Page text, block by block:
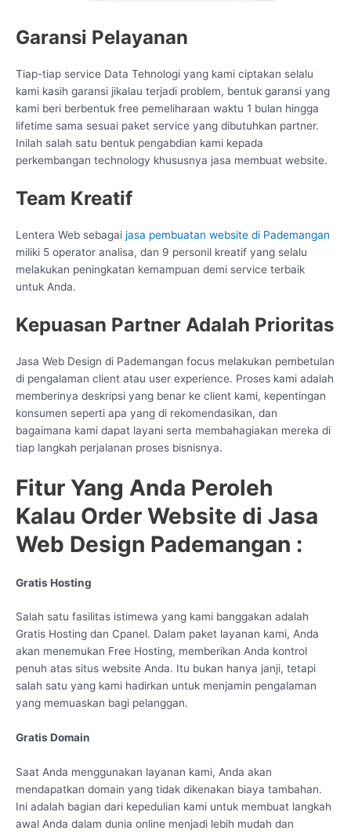
Garansi Pelayanan
Tiap-tiap service Data Tehnologi yang kami ciptakan selalu
kami kasih garansi jikalau terjadi problem, bentuk garansi yang
kami beri berbentuk free pemeliharaan waktu 1 bulan hingga
lifetime sama sesuai paket service yang dibutuhkan partner.
Inilah salah satu bentuk pengabdian kami kepada
perkembangan technology khususnya jasa membuat website.
Team Kreatif
Lentera Web sebagai jasa pembuatan website di Pademangan
miliki 5 operator analisa, dan 9 personil kreatif yang selalu
melakukan peningkatan kemampuan demi service terbaik
untuk Anda.
Kepuasan Partner Adalah Prioritas
Jasa Web Design di Pademangan focus melakukan pembetulan
di pengalaman client atau user experience. Proses kami adalah
memberinya deskripsi yang benar ke client kami, kepentingan
konsumen seperti apa yang di rekomendasikan, dan
bagaimana kami dapat layani serta membahagiakan mereka di
tiap langkah perjalanan proses bisnisnya.
Fitur Yang Anda Peroleh
Kalau Order Website di Jasa
Web Design Pademangan :
Gratis Hosting
Salah satu fasilitas istimewa yang kami banggakan adalah
Gratis Hosting dan Cpanel. Dalam paket layanan kami, Anda
akan menemukan Free Hosting, memberikan Anda kontrol
penuh atas situs website Anda. Itu bukan hanya janji, tetapi
salah satu yang kami hadirkan untuk menjamin pengalaman
yang memuaskan bagi pelanggan.
Gratis Domain
Saat Anda menggunakan layanan kami, Anda akan
mendapatkan domain yang tidak dikenakan biaya tambahan.
Ini adalah bagian dari kepedulian kami untuk membuat langkah
awal Anda dalam dunia online menjadi lebih mudah dan